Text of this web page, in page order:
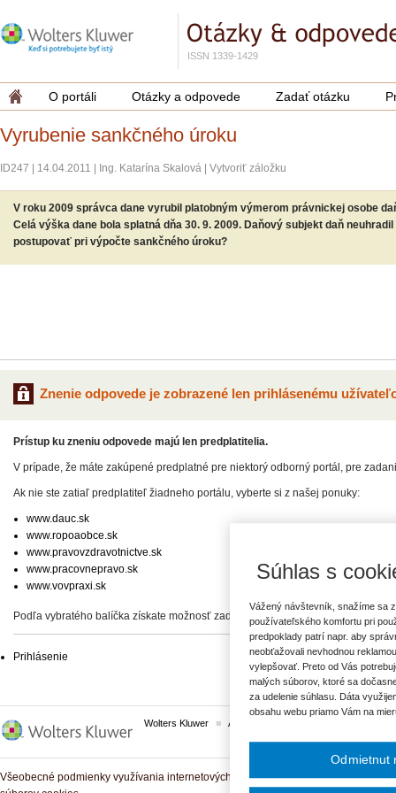
ISSN 1339-1429
O portáli Otázky a odpovede Zadať otázku
Vyrubenie sankčného úroku
ID247 14.04.2011 Ing. Katarína Skalová Vytvoriť záložku
V roku 2009 správca dane vyrubil platobným výmerom právnickej osobe
Celá výška dane bola splatná dňa 30. 9. 2009. Daňový subjekt daň
postupovať pri výpočte sankčného úroku?
Znenie odpovede je zobrazené len prihlásenému
Prístup ku zneniu odpovede majú len predplatitelia.
V prípade, že máte zakúpené predplatné pre niektorý odborný portál, pre
Ak nie ste zatiaľ predplatiteľ žiadneho portálu, vyberte si z našej ponuky:
www.dauc.sk
www.ropoaobce.sk
www.pravovzdravotnictve.sk
www.pracovnepravo.sk
www.vovpraxi.sk
Podľa vybratého balíčka získate možnosť zadať svoje otázky, prípadne prístup
Prihlásenie
Wolters Kluwer ASPI
Všeobecné podmienky využívania internetových služieb a komunitných portálov
Súhlas s
Vážený návštevník, snažíme sa
používateľského komfortu pri
predpoklady patrí napr. aby
neobťažovali nevhodnou
vylepšovať. Preto od Vás
malých súborov, ktoré sa
za udelenie súhlasu. Dáta
obsahu webu priamo Vám na
Odmietnut